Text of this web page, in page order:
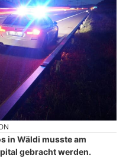
in Wäldi musste am
gebracht werden.